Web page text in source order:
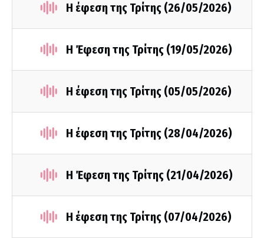
Η έφεση της Τρίτης (26/05/2026)
Η Έφεση της Τρίτης (19/05/2026)
Η έφεση της Τρίτης (05/05/2026)
Η έφεση της Τρίτης (28/04/2026)
Η Έφεση της Τρίτης (21/04/2026)
Η έφεση της Τρίτης (07/04/2026)